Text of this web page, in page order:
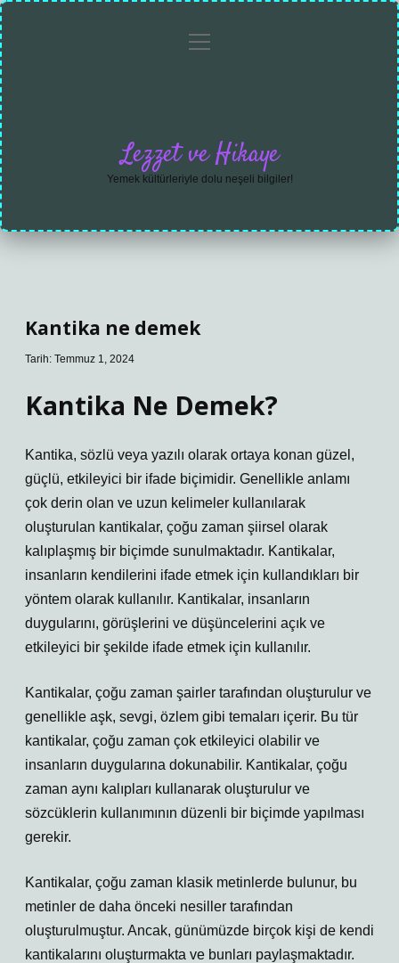
Gizlilikmenüyü
Lezzet ve Hikaye
Yemek kültürleriyle dolu neşeli bilgiler!
Kantika ne demek
Tarih: Temmuz 1, 2024
Kantika Ne Demek?
Kantika, sözlü veya yazılı olarak ortaya konan güzel,
güçlü, etkileyici bir ifade biçimidir. Genellikle anlamı
çok derin olan ve uzun kelimeler kullanılarak
oluşturulan kantikalar, çoğu zaman şiirsel olarak
kalıplaşmış bir biçimde sunulmaktadır. Kantikalar,
insanların kendilerini ifade etmek için kullandıkları bir
yöntem olarak kullanılır. Kantikalar, insanların
duygularını, görüşlerini ve düşüncelerini açık ve
etkileyici bir şekilde ifade etmek için kullanılır.
Kantikalar, çoğu zaman şairler tarafından oluşturulur ve
genellikle aşk, sevgi, özlem gibi temaları içerir. Bu tür
kantikalar, çoğu zaman çok etkileyici olabilir ve
insanların duygularına dokunabilir. Kantikalar, çoğu
zaman aynı kalıpları kullanarak oluşturulur ve
sözcüklerin kullanımının düzenli bir biçimde yapılması
gerekir.
Kantikalar, çoğu zaman klasik metinlerde bulunur, bu
metinler de daha önceki nesiller tarafından
oluşturulmuştur. Ancak, günümüzde birçok kişi de kendi
kantikalarını oluşturmakta ve bunları paylaşmaktadır.